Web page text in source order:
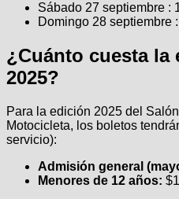
Sábado 27 septiembre :
Domingo 28 septiembre
¿Cuánto cuesta la
2025?
Para la edición 2025 del
Motocicleta, los boletos
servicio):
Admisión general
Menores de 12 años: